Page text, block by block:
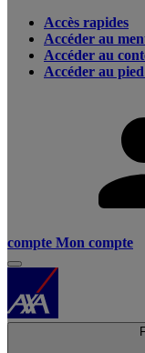
Accès rapides
Accéder au
Accéder au
Accéder au
compte Mon compte